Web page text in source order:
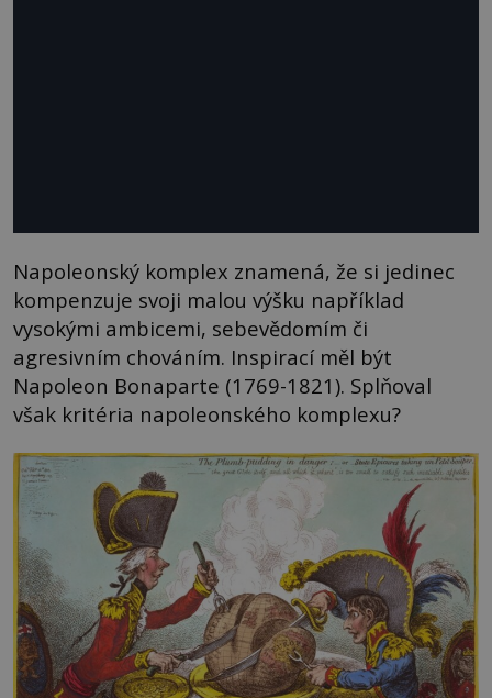
Napoleonský komplex znamená, že si jedinec
kompenzuje svoji malou výšku například
vysokými ambicemi, sebevědomím či
agresivním chováním. Inspirací měl být
Napoleon Bonaparte (1769-1821). Splňoval
však kritéria napoleonského komplexu?